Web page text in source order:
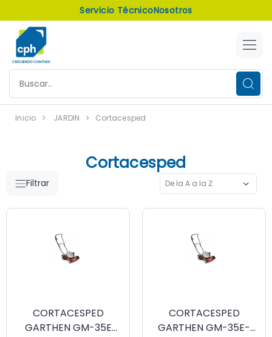
Servicio TécnicoNosotros
Inicio JARDIN Cortacesped
Cortacesped
Filtrar
CORTACESPED
GARTHEN GM-35E
CORTACESPED
GARTHEN GM-35E-